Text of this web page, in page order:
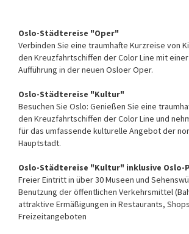
Oslo-Städtereise "Oper"
Verbinden Sie eine traumhafte Kurzreise von
den Kreuzfahrtschiffen der Color Line mit
Aufführung in der neuen Osloer Oper.
Oslo-Städtereise "Kultur"
Besuchen Sie Oslo: Genießen Sie eine
den Kreuzfahrtschiffen der Color Line und
für das umfassende kulturelle Angebot der
Hauptstadt.
Oslo-Städtereise "Kultur" inklusive Oslo-
Freier Eintritt in über 30 Museen und
Benutzung der öffentlichen Verkehrsmittel
attraktive Ermäßigungen in Restaurants,
Freizeitangeboten